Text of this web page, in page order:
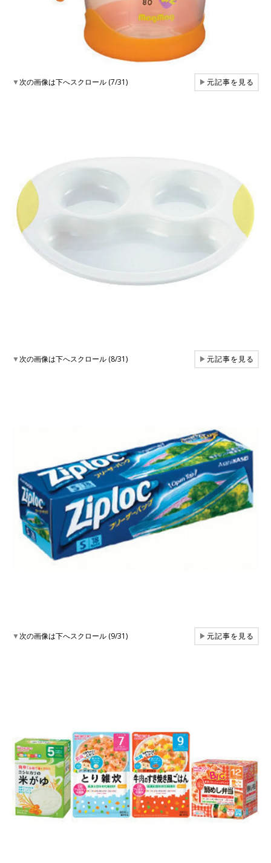
▼次の画像は下へスクロール (7/31) ▶元記事を見る
▼次の画像は下へスクロール (8/31) ▶元記事を見る
▼次の画像は下へスクロール (9/31) ▶元記事を見る